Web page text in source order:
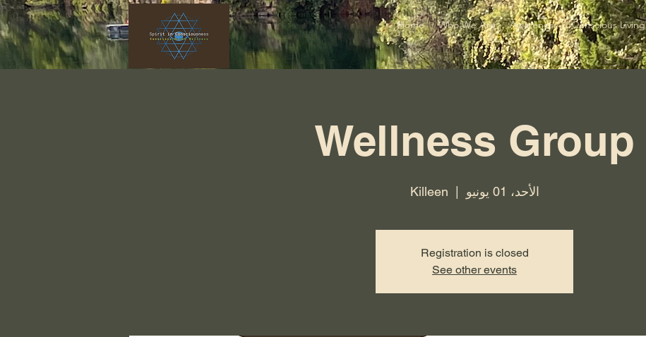
Home Who We Are Awareness Conscious Living
Wellness Group
الأحد، 01 يونيو
  |
Killeen
Registration is closed
See other events